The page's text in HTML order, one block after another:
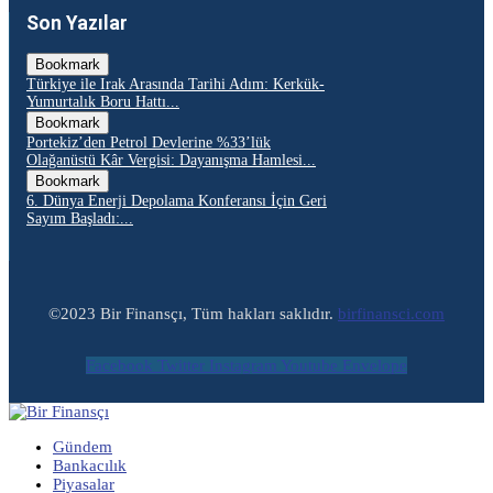
Son Yazılar
Bookmark
Türkiye ile Irak Arasında Tarihi Adım: Kerkük-
Yumurtalık Boru Hattı...
Bookmark
Portekiz’den Petrol Devlerine %33’lük
Olağanüstü Kâr Vergisi: Dayanışma Hamlesi...
Bookmark
6. Dünya Enerji Depolama Konferansı İçin Geri
Sayım Başladı:...
©2023 Bir Finansçı, Tüm hakları saklıdır. birfinansci.com
Facebook Twitter Instagram Youtube Envelope
Gündem
Bankacılık
Piyasalar